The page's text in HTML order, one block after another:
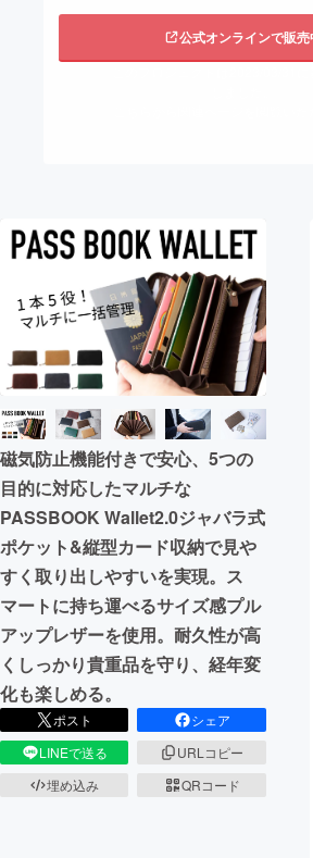
映像・映画
CAMPFIREふるさと納税machi-ya
公式オンラインで販売
磁気防止機能付きで安心、5つの
目的に対応したマルチな
PASSBOOK Wallet2.0ジャバラ式
ポケット&縦型カード収納で見や
すく取り出しやすいを実現。ス
マートに持ち運べるサイズ感プル
アップレザーを使用。耐久性が高
くしっかり貴重品を守り、経年変
化も楽しめる。
ポスト
シェア
LINEで送る
URLコピー
埋め込み
QRコード